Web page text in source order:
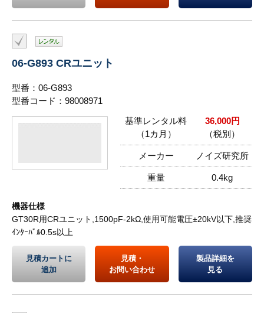
06-G893 CRユニット
型番：06-G893
型番コード：98008971
基準レンタル料
（1カ月）
36,000円
（税別）
メーカー ノイズ研究所
重量 0.4kg
機器仕様
GT30R用CRユニット,1500pF-2kΩ,使用可能電圧±20kV以下,推奨
ｲﾝﾀｰﾊﾞﾙ0.5s以上
見積カートに
追加
見積・
お問い合わせ
製品詳細を
見る